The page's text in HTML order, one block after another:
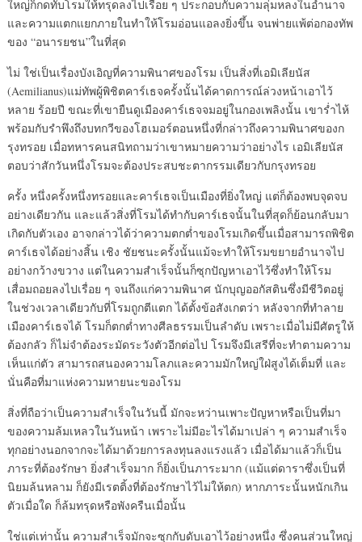
ใหญ่ก็กดทับโรมให้ทรุดลงไปเรื่อย ๆ ประกอบกับความลุ่มหลงในอำนาจ
และความแตกแยกภายในทำให้โรมอ่อนแอลงยิ่งขึ้น จนพ่ายแพ้ต่อกองทัพ
ของ “อนารยชน”ในที่สุด
ไม่ ใช่เป็นเรื่องบังเอิญที่ความพินาศของโรม เป็นสิ่งที่เอมิเลียนัส
(Aemilianus)แม่ทัพผู้พิชิตคาร์เธจครั้งนั้นได้คาดการณ์ล่วงหน้าเอาไว้
หลาย ร้อยปี ขณะที่เขายืนดูเมืองคาร์เธจจมอยู่ในกองเพลิงนั้น เขาร่ำไห้
พร้อมกับรำพึงถึงบทกวีของโฮเมอร์ตอนหนึ่งที่กล่าวถึงความพินาศของก
รุงทรอย เมื่อทหารคนสนิทถามว่าเขาหมายความว่าอย่างไร เอมิเลียนัส
ตอบว่าสักวันหนึ่งโรมจะต้องประสบชะตากรรมเดียวกับกรุงทรอย
ครั้ง หนึ่งครั้งหนึ่งทรอยและคาร์เธจเป็นเมืองที่ยิ่งใหญ่ แต่ก็ต้องพบจุดจบ
อย่างเดียวกัน และแล้วสิ่งที่โรมได้ทำกับคาร์เธจนั้นในที่สุดก็ย้อนกลับมา
เกิดกับตัวเอง อาจกล่าวได้ว่าความตกต่ำของโรมเกิดขึ้นเมื่อสามารถพิชิต
คาร์เธจได้อย่างสิ้น เชิง ชัยชนะครั้งนั้นแม้จะทำให้โรมขยายอำนาจไป
อย่างกว้างขวาง แต่ในความสำเร็จนั้นก็ซุกปัญหาเอาไว้ซึ่งทำให้โรม
เสื่อมถอยลงไปเรื่อย ๆ จนถึงแก่ความพินาศ นักบุญออกัสตินซึ่งมีชีวิตอยู่
ในช่วงเวลาเดียวกับที่โรมถูกตีแตก ได้ตั้งข้อสังเกตว่า หลังจากที่ทำลาย
เมืองคาร์เธจได้ โรมก็ตกต่ำทางศีลธรรมเป็นลำดับ เพราะเมื่อไม่มีศัตรูให้
ต้องกลัว ก็ไม่จำต้องระมัดระวังตัวอีกต่อไป โรมจึงมีเสรีที่จะทำตามความ
เห็นแก่ตัว สามารถสนองความโลภและความมักใหญ่ใฝ่สูงได้เต็มที่ และ
นั่นคือที่มาแห่งความหายนะของโรม
สิ่งที่ถือว่าเป็นความสำเร็จในวันนี้ มักจะหว่านเพาะปัญหาหรือเป็นที่มา
ของความล้มเหลวในวันหน้า เพราะไม่มีอะไรได้มาเปล่า ๆ ความสำเร็จ
ทุกอย่างนอกจากจะได้มาด้วยการลงทุนลงแรงแล้ว เมื่อได้มาแล้วก็เป็น
ภาระที่ต้องรักษา ยิ่งสำเร็จมาก ก็ยิ่งเป็นภาระมาก (แม้แต่ดาราซึ่งเป็นที่
นิยมล้นหลาม ก็ยังมีเรตติ้งที่ต้องรักษาไว้ไม่ให้ตก) หากภาระนั้นหนักเกิน
ตัวเมื่อใด ก็ล้มทรุดหรือพังครืนเมื่อนั้น
ใช่แต่เท่านั้น ความสำเร็จมักจะซุกกับดับเอาไว้อย่างหนึ่ง ซึ่งคนส่วนใหญ่